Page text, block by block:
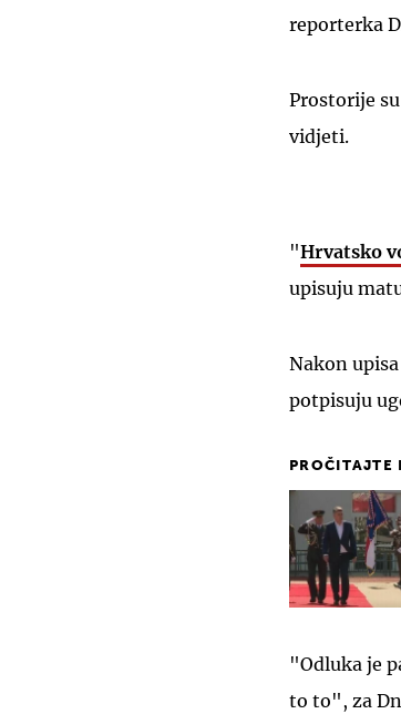
reporterka
Prostorije
vidjeti.
"Hrvatsko
upisuju
Nakon
potpisuju
PROČITAJTE
"Odluka je
to to", za